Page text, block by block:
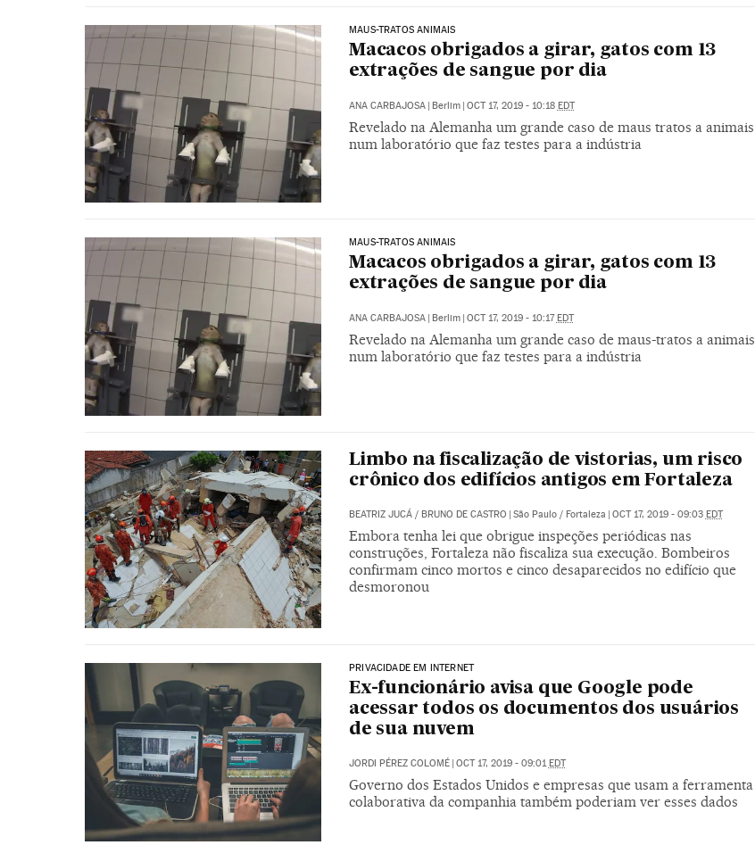
MAUS-TRATOS ANIMAIS
Macacos obrigados a girar, gatos com 13
extrações de sangue por dia
ANA CARBAJOSA | Berlim | OCT 17, 2019 - 10:18 EDT
Revelado na Alemanha um grande caso de maus tratos a animais
num laboratório que faz testes para a indústria
MAUS-TRATOS ANIMAIS
Macacos obrigados a girar, gatos com 13
extrações de sangue por dia
ANA CARBAJOSA Berlim OCT 17, 2019 - 10:17 EDT
Revelado na Alemanha um grande caso de maus-tratos a animais
num laboratório que faz testes para a indústria
Limbo na fiscalização de vistorias, um risco
crônico dos edifícios antigos em Fortaleza
BEATRIZ JUCÁ/ BRUNO DE CASTRO | São Paulo / Fortaleza | OCT 17, 2019 - 09:03 EDT
Embora tenha lei que obrigue inspeções periódicas nas
construções, Fortaleza não fiscaliza sua execução. Bombeiros
confirmam cinco mortos e cinco desaparecidos no edifício que
desmoronou
PRIVACIDADE EM INTERNET
Ex-funcionário avisa que Google pode
acessar todos os documentos dos usuários
de sua nuvem
JORDI PÉREZ COLOMÉ | OCT 17, 2019 - 09:01EDT
Governo dos Estados Unidos e empresas que usam a ferramenta
colaborativa da companhia também poderiam ver esses dados